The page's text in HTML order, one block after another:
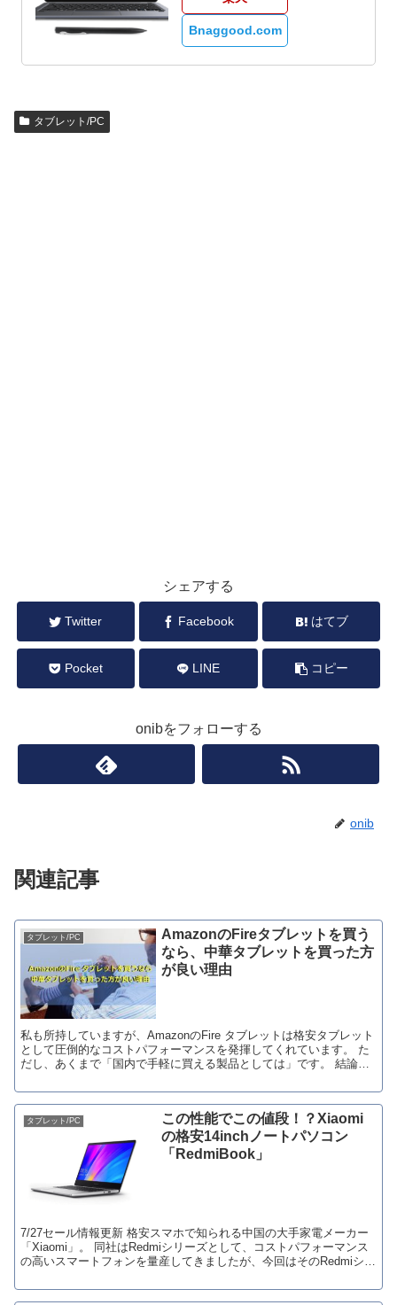
Bnaggood.com
タブレット/PC
シェアする
Twitter Facebook はてブ
Pocket LINE コピー
onibをフォローする
onib
関連記事
タブレット/PC
AmazonのFireタブレットを買う
なら、中華タブレットを買った方
が良い理由
私も所持していますが、AmazonのFire タブレットは格安タブレット
として圧倒的なコストパフォーマンスを発揮してくれています。 た
だし、あくまで「国内で手軽に買える製品としては」です。 結論か
タブレット/PC
この性能でこの値段！？Xiaomi
の格安14inchノートパソコン
「RedmiBook」
7/27セール情報更新 格安スマホで知られる中国の大手家電メーカー
「Xiaomi」。 同社はRedmiシリーズとして、コストパフォーマンス
の高いスマートフォンを量産してきましたが、今回はそのRedmiシリ